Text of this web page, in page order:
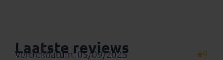
Laatste reviews
Vertrekdatum: 05/09/2025 9